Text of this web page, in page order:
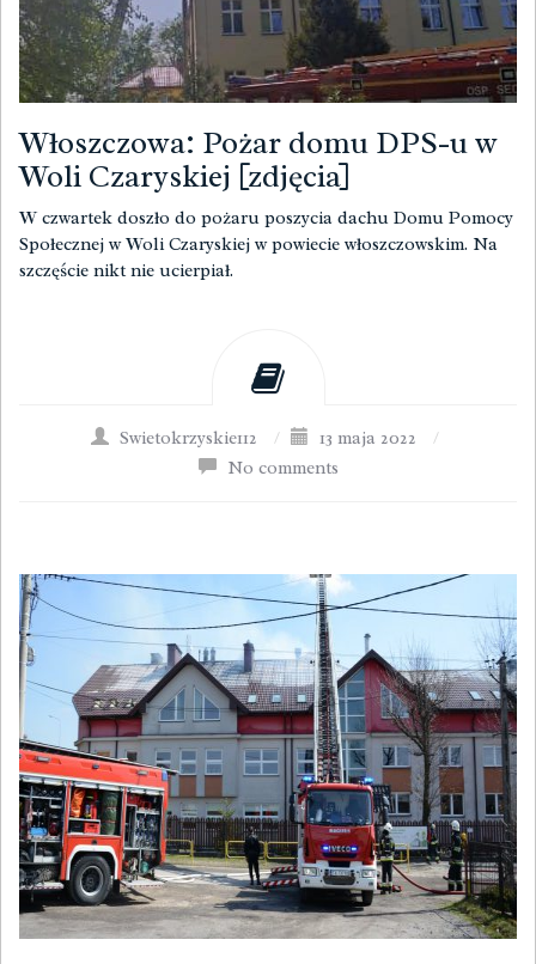
Włoszczowa: Pożar domu DPS-u w
Woli Czaryskiej [zdjęcia]
W czwartek doszło do pożaru poszycia dachu Domu Pomocy
Społecznej w Woli Czaryskiej w powiecie włoszczowskim. Na
szczęście nikt nie ucierpiał.
Swietokrzyskie112 / 13 maja 2022
/
No comments